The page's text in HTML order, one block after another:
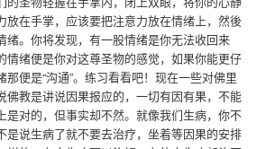
放在手掌，应该要把注意力放在情绪上，然後
绪。你将发现，有一股情绪是你无法收回来
情绪便是你对这尊圣物的感觉，如果你能更仔
那便是“沟通”。练习看看吧！现在一些对佛里
佛教是讲说因果报应的，一切有因有果，不能
是对的，但事实却不然。就像我们生病，你不
是说生病了就不要去治疗，坐着等因果的安排